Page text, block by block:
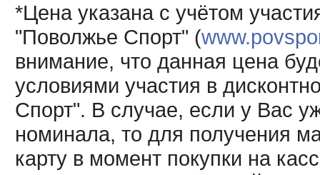
*Цена указана с учётом
"Поволжье Спорт" (
внимание, что данная цена
условиями участия в
Спорт". В случае, если у Вас
номинала, то для получения
карту в момент покупки на